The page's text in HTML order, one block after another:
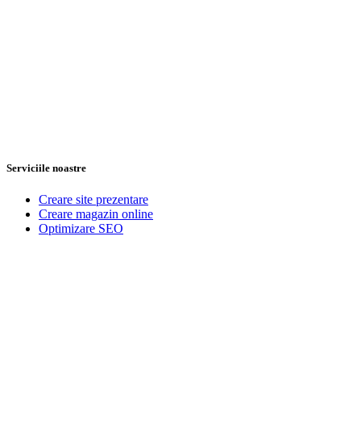
Serviciile noastre
Creare site prezentare
Creare magazin online
Optimizare SEO